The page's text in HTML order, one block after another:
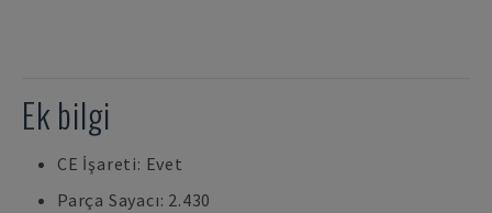
Ek bilgi
CE İşareti: Evet
Parça Sayacı: 2.430